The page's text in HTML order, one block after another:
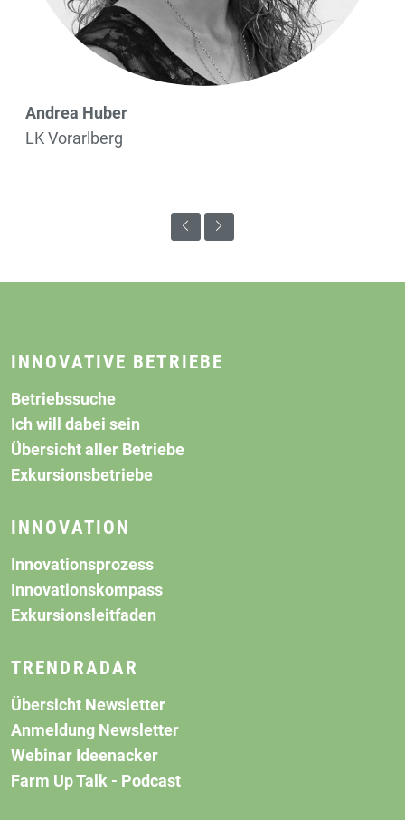
Andrea Huber
LK Vorarlberg
INNOVATIVE BETRIEBE
Betriebssuche
Ich will dabei sein
Übersicht aller Betriebe
Exkursionsbetriebe
INNOVATION
Innovationsprozess
Innovationskompass
Exkursionsleitfaden
TRENDRADAR
Übersicht Newsletter
Anmeldung Newsletter
Webinar Ideenacker
Farm Up Talk - Podcast